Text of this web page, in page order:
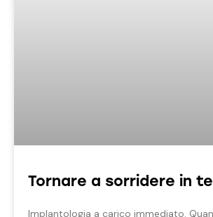
Tornare a sorridere in
Implantologia a carico immediato.